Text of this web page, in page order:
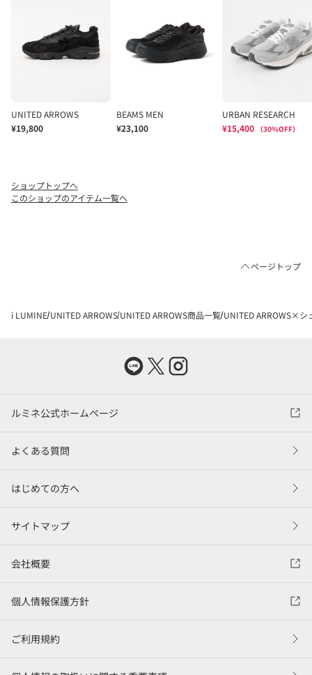
ショップトップへ
このショップのアイテム一覧へ
ページトップ
i LUMINE UNITED ARROWS UNITED ARROWS商品一覧 UNITED ARROWS×シ
ルミネ公式ホームページ
よくある質問
はじめての方へ
サイトマップ
会社概要
個人情報保護方針
ご利用規約